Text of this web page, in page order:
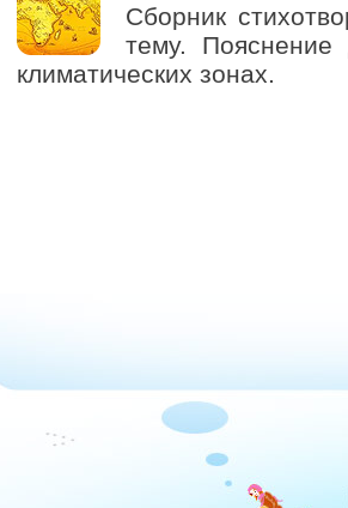
Сборник
тему. Пояснение
климатических зонах.